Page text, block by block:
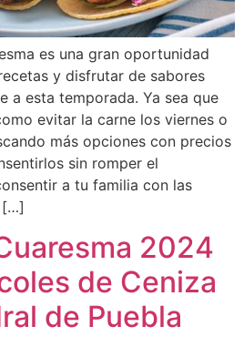
es una gran oportunidad
y disfrutar de sabores
a esta temporada. Ya sea que
evitar la carne los viernes o
más opciones con precios
sin romper el
a tu familia con las
[…]
2024
de Ceniza
de Puebla